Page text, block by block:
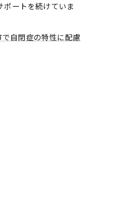
ートを続けていま
で自閉症の特性に配慮